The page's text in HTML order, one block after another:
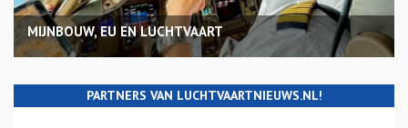
MIJNBOUW, EU EN LUCHTVAART
PARTNERS VAN LUCHTVAARTNIEUWS.NL!